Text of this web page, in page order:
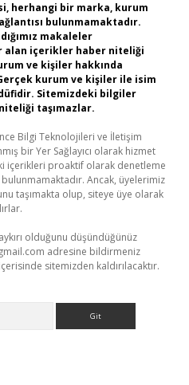
herhangi bir marka, kurum
bulunmamaktadır.
makaleler
alan içerikler haber niteliği
ve kişiler hakkında
kurum ve kişiler ile isim
Sitemizdeki bilgiler
taşımazlar.
Bilgi Teknolojileri ve İletişim
bir Yer Sağlayıcı olarak hizmet
içerikleri proaktif olarak denetleme
Ancak, üyelerimiz
taşımakta olup, siteye üye olarak
olduğunu düşündüğünüz
adresine bildirmeniz
sitemizden kaldırılacaktır.